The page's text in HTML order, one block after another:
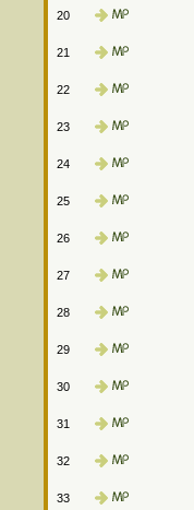
20
21
22
23
24
25
26
27
28
29
30
31
32
33